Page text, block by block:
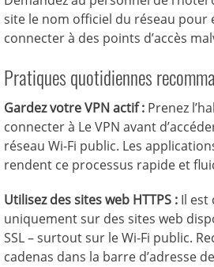
site le nom officiel du réseau pour
connecter à des points d’accès
Pratiques quotidiennes
Gardez votre VPN actif : Prenez
connecter à Le VPN avant
réseau Wi-Fi public. Les
rendent ce processus rapide et
Utilisez des sites web HTTPS : Il est
uniquement sur des sites web
SSL – surtout sur le Wi-Fi public.
cadenas dans la barre d’adresse